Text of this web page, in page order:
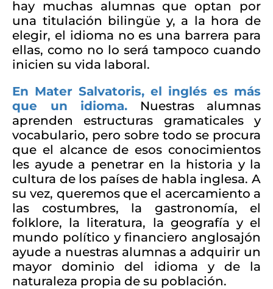
hay muchas alumnas que optan por
una titulación bilingüe y, a la hora de
elegir, el idioma no es una barrera para
ellas, como no lo será tampoco cuando
inicien su vida laboral.
En Mater Salvatoris, el inglés es más
que un idioma. Nuestras alumnas
aprenden estructuras gramaticales y
vocabulario, pero sobre todo se procura
que el alcance de esos conocimientos
les ayude a penetrar en la historia y la
cultura de los países de habla inglesa. A
su vez, queremos que el acercamiento a
las costumbres, la gastronomía, el
folklore, la literatura, la geografía y el
mundo político y financiero anglosajón
ayude a nuestras alumnas a adquirir un
mayor dominio del idioma y de la
naturaleza propia de su población.